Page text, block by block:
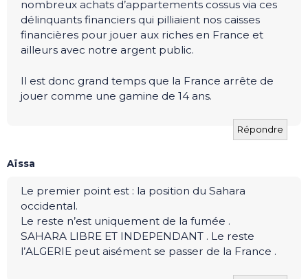
nombreux achats d’appartements cossus via ces
délinquants financiers qui pilliaient nos caisses
financières pour jouer aux riches en France et
ailleurs avec notre argent public.
Il est donc grand temps que la France arrête de
jouer comme une gamine de 14 ans.
Répondre
Aïssa
Le premier point est : la position du Sahara
occidental.
Le reste n’est uniquement de la fumée .
SAHARA LIBRE ET INDEPENDANT . Le reste
l’ALGERIE peut aisément se passer de la France .